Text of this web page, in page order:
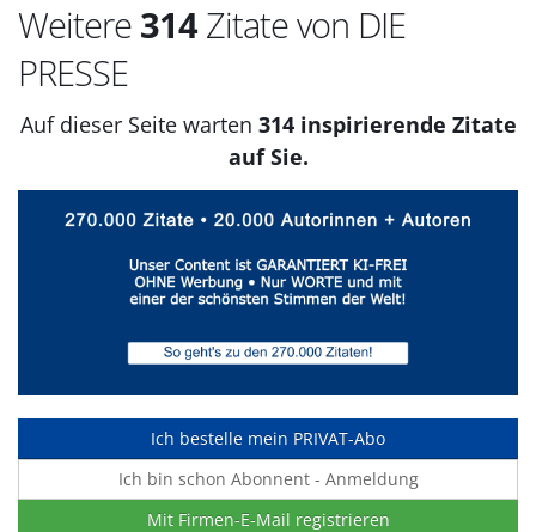
Weitere 314 Zitate von DIE
PRESSE
Auf dieser Seite warten 314 inspirierende Zitate
auf Sie.
Ich bestelle mein PRIVAT-Abo
Ich bin schon Abonnent - Anmeldung
Mit Firmen-E-Mail registrieren